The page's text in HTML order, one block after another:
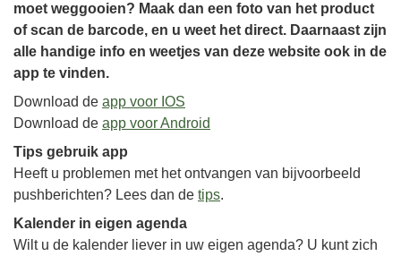
moet weggooien? Maak dan een foto van het product
of scan de barcode, en u weet het direct. Daarnaast zijn
alle handige info en weetjes van deze website ook in de
app te vinden.
Download de app voor IOS
Download de app voor Android
Tips gebruik app
Heeft u problemen met het ontvangen van bijvoorbeeld
pushberichten? Lees dan de tips.
Kalender in eigen agenda
Wilt u de kalender liever in uw eigen agenda? U kunt zich